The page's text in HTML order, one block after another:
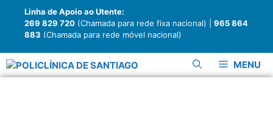
Linha de Apoio ao Utente:
269 829 720 (Chamada para rede fixa nacional) | 965 864
883 (Chamada para rede móvel nacional)
MENU